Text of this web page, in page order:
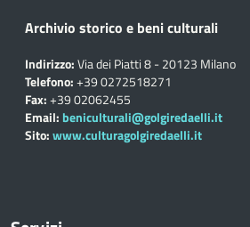
Archivio storico e beni culturali
Indirizzo:Via dei Piatti 8 - 20123 Milano
Telefono:+39 0272518271
Fax:+39 02062455
Email: beniculturali@golgiredaelli.it
Sito:www.culturagolgiredaelli.it